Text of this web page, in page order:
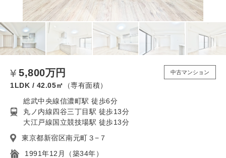
5,800万円
1LDK / 42.05㎡ （専有面積）
中古マンション
総武中央線信濃町駅 徒歩6分
丸ノ内線四谷三丁目駅 徒歩13分
大江戸線国立競技場駅 徒歩13分
東京都新宿区南元町３−７
1991年12月（築34年）